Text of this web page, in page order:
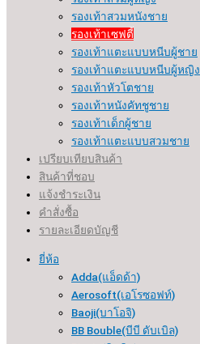
รองเท้าสวมหนังชาย
รองเท้าเซฟตี้
รองเท้าแตะแบบหนีบผู้ชาย
รองเท้าแตะแบบหนีบผู้หญิง
รองเท้าหัวโตชาย
รองเท้าหนังคัทชูชาย
รองเท้าเด็กผู้ชาย
รองเท้าแตะแบบสวมชาย
เปรียบเทียบสินค้า
สินค้าที่ชอบ
แจ้งชำระเงิน
คำสั่งซื้อ
รายละเอียดบัญชี
ยี่ห้อ
Adda(แอ็ดด้า)
Aerosoft(เอโรซอฟท์)
Baoji(บาโอจิ)
BB Bouble(บีบี ดับเบิล)